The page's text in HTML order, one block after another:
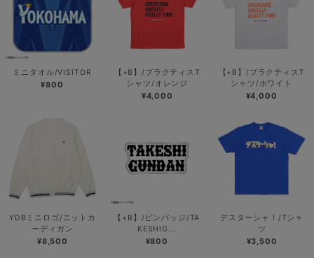
ミニタオル/VISITOR
¥800
【+B】/プラクティスT
シャツ/オレンジ
¥4,000
【+B】/プラクティスT
シャツ/ホワイト
¥4,000
YDBミニロゴ/ニットカ
ーディガン
¥8,500
【+B】/ピンバッジ/TA
KESHIG...
¥800
デスターシャ！/Tシャ
ツ
¥3,500